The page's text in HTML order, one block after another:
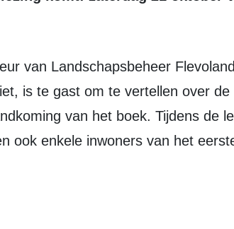
is te gast om te vertellen over de
van het boek. Tijdens de
ook enkele inwoners van het